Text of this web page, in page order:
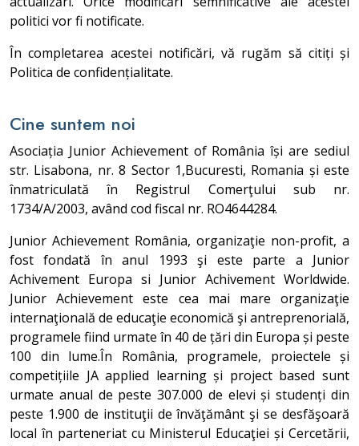
politici vor fi notificate.
În completarea acestei notificări, vă rugăm să citiți și
Politica de confidențialitate.
Cine suntem noi
Asociația Junior Achievement of România își are sediul
str. Lisabona, nr. 8 Sector 1,Bucuresti, Romania și este
înmatriculată în Registrul Comerţului sub nr.
1734/A/2003, având cod fiscal nr. RO4644284.
Junior Achievement România, organizaţie non-profit, a
fost fondată în anul 1993 şi este parte a Junior
Achivement Europa si Junior Achivement Worldwide.
Junior Achievement este cea mai mare organizaţie
internaţională de educaţie economică şi antreprenorială,
programele fiind urmate în 40 de țări din Europa și peste
100 din lume.În România, programele, proiectele și
competițiile JA applied learning și project based sunt
urmate anual de peste 307.000 de elevi și studenți din
peste 1.900 de instituţii de învăţământ şi se desfăşoară
local în parteneriat cu Ministerul Educaţiei și Cercetării,